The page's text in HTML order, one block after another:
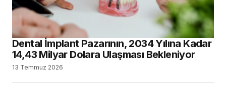
Dental İmplant Pazarının, 2034 Yılına Kadar
14,43 Milyar Dolara Ulaşması Bekleniyor
13 Temmuz 2026